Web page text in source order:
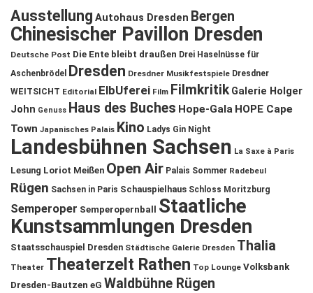
Ausstellung Autohaus Dresden Bergen
Chinesischer Pavillon Dresden
Deutsche Post Die Ente bleibt draußen Drei Haselnüsse für
Aschenbrödel
Dresden Dresdner Musikfestspiele Dresdner
WEITSICHT Editorial ElbUferei Film Filmkritik Galerie Holger
John Genuss Haus des Buches Hope-Gala HOPE Cape
Town Japanisches Palais Kino Ladys Gin Night
Landesbühnen Sachsen La Saxe à Paris
Lesung Loriot Meißen Open Air Palais Sommer Radebeul
Rügen Sachsen in Paris Schauspielhaus Schloss Moritzburg
Semperoper Semperopernball
Staatliche
Kunstsammlungen Dresden
Staatsschauspiel Dresden Städtische Galerie Dresden Thalia
Theater Theaterzelt Rathen Top Lounge Volksbank
Dresden-Bautzen eG Waldbühne Rügen